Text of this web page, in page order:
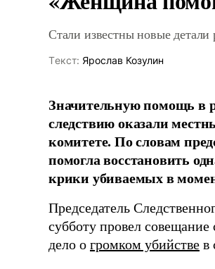
Стали известны новые детали
Tекст: Ярослав Козулин
Значительную помощь в
следствию оказали
комитете. По словам
помогла восстановить
крики убиваемых в
Председатель
субботу провел совещание
дело о громком убийстве в